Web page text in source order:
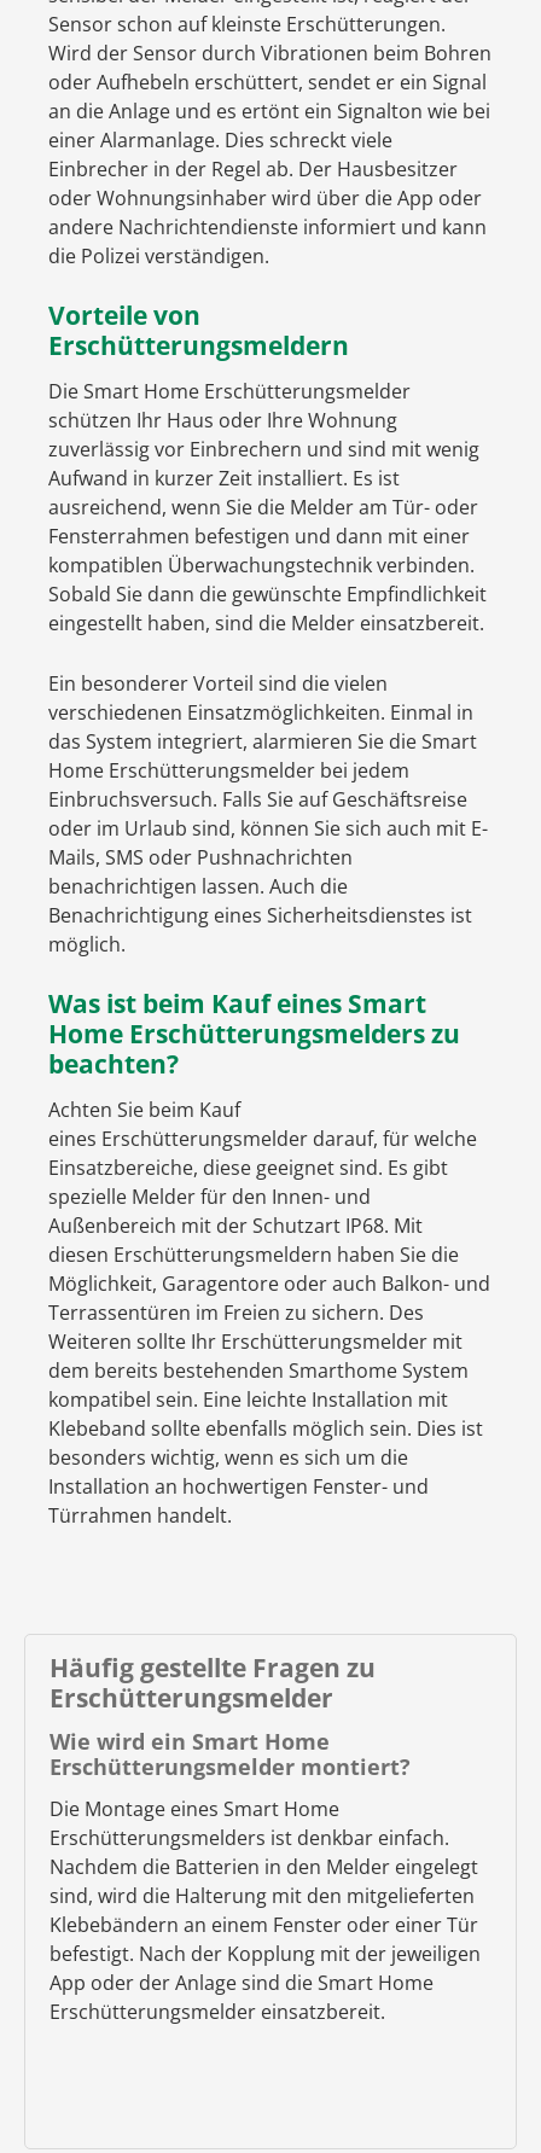
Sensor schon auf kleinste Erschütterungen.
Wird der Sensor durch Vibrationen beim Bohren
oder Aufhebeln erschüttert, sendet er ein Signal
an die Anlage und es ertönt ein Signalton wie bei
einer Alarmanlage. Dies schreckt viele
Einbrecher in der Regel ab. Der Hausbesitzer
oder Wohnungsinhaber wird über die App oder
andere Nachrichtendienste informiert und kann
die Polizei verständigen.
Vorteile von
Erschütterungsmeldern
Die Smart Home Erschütterungsmelder
schützen Ihr Haus oder Ihre Wohnung
zuverlässig vor Einbrechern und sind mit wenig
Aufwand in kurzer Zeit installiert. Es ist
ausreichend, wenn Sie die Melder am Tür- oder
Fensterrahmen befestigen und dann mit einer
kompatiblen Überwachungstechnik verbinden.
Sobald Sie dann die gewünschte Empfindlichkeit
eingestellt haben, sind die Melder einsatzbereit.
Ein besonderer Vorteil sind die vielen
verschiedenen Einsatzmöglichkeiten. Einmal in
das System integriert, alarmieren Sie die Smart
Home Erschütterungsmelder bei jedem
Einbruchsversuch. Falls Sie auf Geschäftsreise
oder im Urlaub sind, können Sie sich auch mit E-
Mails, SMS oder Pushnachrichten
benachrichtigen lassen. Auch die
Benachrichtigung eines Sicherheitsdienstes ist
möglich.
Was ist beim Kauf eines Smart
Home Erschütterungsmelders zu
beachten?
Achten Sie beim Kauf
eines Erschütterungsmelder darauf, für welche
Einsatzbereiche, diese geeignet sind. Es gibt
spezielle Melder für den Innen- und
Außenbereich mit der Schutzart IP68. Mit
diesen Erschütterungsmeldern haben Sie die
Möglichkeit, Garagentore oder auch Balkon- und
Terrassentüren im Freien zu sichern. Des
Weiteren sollte Ihr Erschütterungsmelder mit
dem bereits bestehenden Smarthome System
kompatibel sein. Eine leichte Installation mit
Klebeband sollte ebenfalls möglich sein. Dies ist
besonders wichtig, wenn es sich um die
Installation an hochwertigen Fenster- und
Türrahmen handelt.
Häufig gestellte Fragen zu
Erschütterungsmelder
Wie wird ein Smart Home
Erschütterungsmelder montiert?
Die Montage eines Smart Home
Erschütterungsmelders ist denkbar einfach.
Nachdem die Batterien in den Melder eingelegt
sind, wird die Halterung mit den mitgelieferten
Klebebändern an einem Fenster oder einer Tür
befestigt. Nach der Kopplung mit der jeweiligen
App oder der Anlage sind die Smart Home
Erschütterungsmelder einsatzbereit.